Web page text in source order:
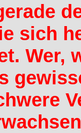
sich
Wer,